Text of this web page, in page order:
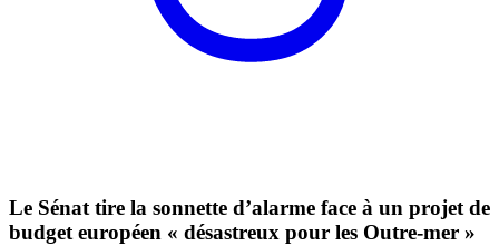
Le Sénat tire la sonnette d’alarme face à un projet de
budget européen « désastreux pour les Outre-mer »